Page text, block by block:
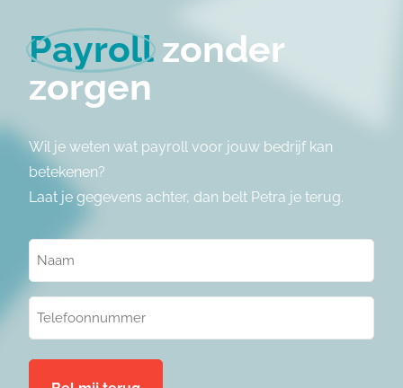
Payrollzonder
zorgen
Wil je weten wat payroll voor jouw bedrijf kan
betekenen?
Laat je gegevens achter, dan belt Petra je terug.